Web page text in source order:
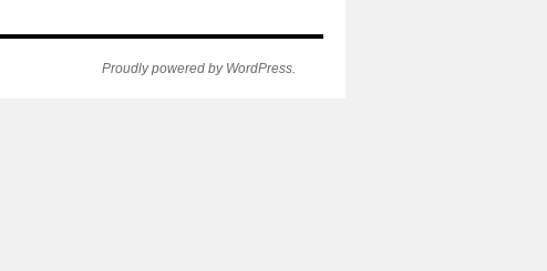
Proudly powered by WordPress.